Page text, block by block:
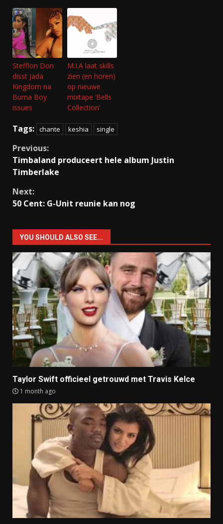
Stefflon Don
disst Jada
Kingdom na
Burna Boy
issues
M.I.A laat skills
zien (en horen)
op nieuwe
mixtape ‘Bells
Collection’
Tags: chante keshia single
Continue
Reading
Previous:
Timbaland produceert hele album Justin
Timberlake
Next:
50 Cent: G-Unit reunie kan nog
YOU SHOULD ALSO SEE...
Taylor Swift officieel getrouwd met Travis Kelce
1 month ago